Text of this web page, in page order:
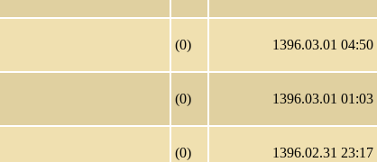
(0) 1396.03.01 04:50
(0) 1396.03.01 01:03
(0) 1396.02.31 23:17